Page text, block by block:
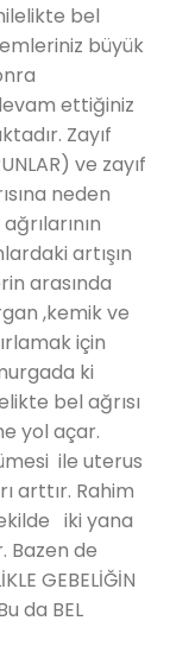
bel
büyük
ettiğiniz
Zayıf
ve zayıf
neden
artışın
arasında
,kemik ve
için
ki
bel ağrısı
yol açar.
ile uterus
arttır. Rahim
iki yana
Bazen de
GEBELİĞİN
da BEL